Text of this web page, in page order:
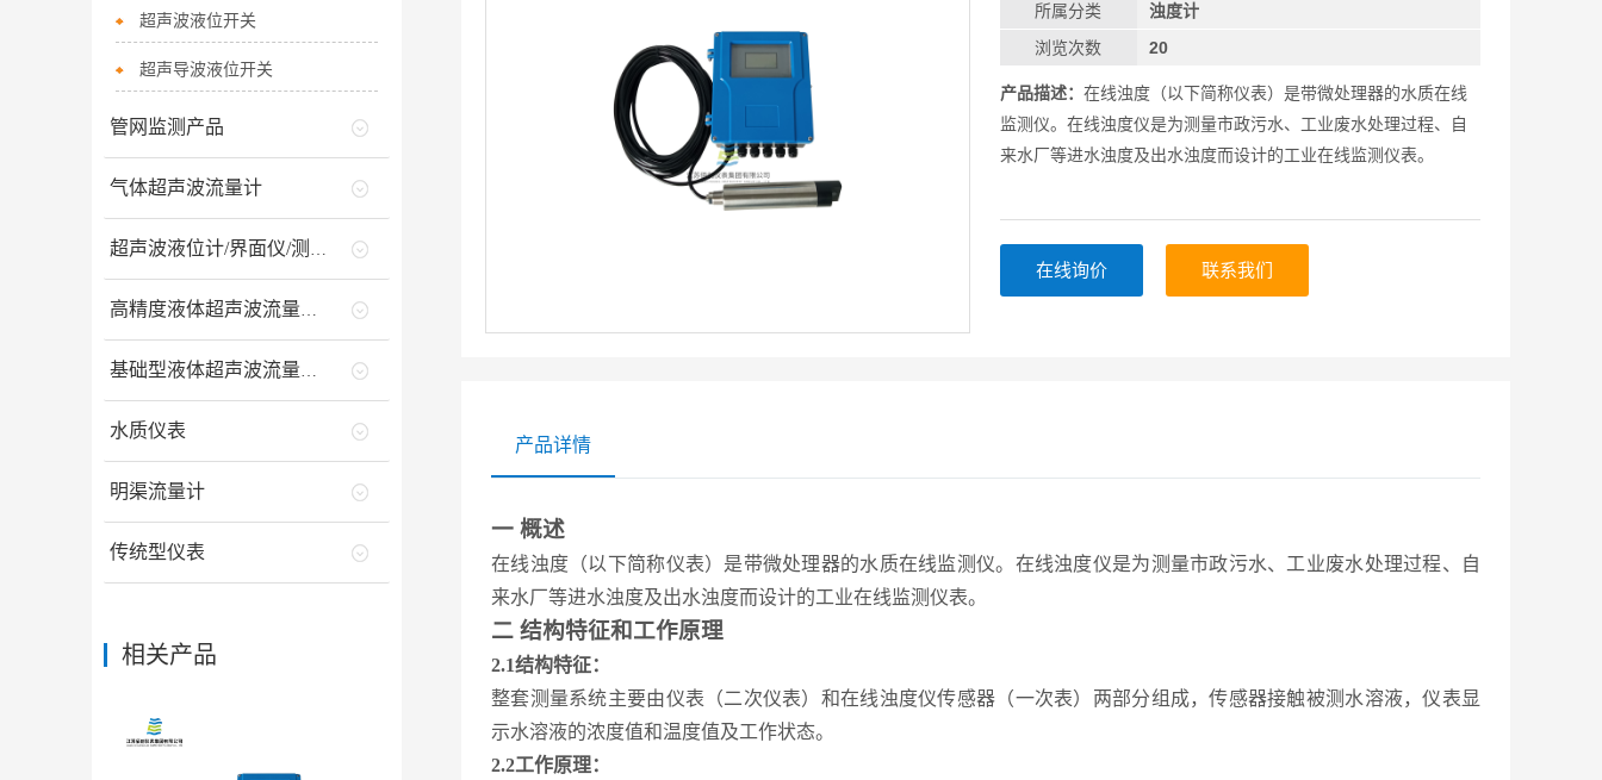
所属分类
浊度计
浏览次数
20
产品描述： 在线浊度（以下简称仪表）是带微处理器的水质在线
监测仪。在线浊度仪是为测量市政污水、工业废水处理过程、自
来水厂等进水浊度及出水浊度而设计的工业在线监测仪表。
在线询价 联系我们
产品详情
一 概述
在线浊度（以下简称仪表）是带微处理器的水质在线监测仪。在线浊度仪是为测量市政污水、工业废水处理过程、自
来水厂等进水浊度及出水浊度而设计的工业在线监测仪表。
二 结构特征和工作原理
2.1结构特征：
整套测量系统主要由仪表（二次仪表）和在线浊度仪传感器（一次表）两部分组成，传感器接触被测水溶液，仪表显
示水溶液的浓度值和温度值及工作状态。
2.2工作原理：
超声波液位开关
超声导波液位开关
管网监测产品
气体超声波流量计
超声波液位计/界面仪/测深仪
高精度液体超声波流量计/能量计
基础型液体超声波流量计/能量计
水质仪表
明渠流量计
传统型仪表
相关产品